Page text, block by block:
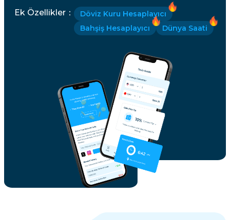
Ek Özellikler ：
Döviz Kuru Hesaplayıcı
Bahşiş Hesaplayıcı
Dünya Saati